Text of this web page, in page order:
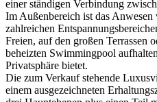
einer ständigen Verbindung
Im Außenbereich ist das
zahlreichen
Freien, auf den großen Terrassen
beheizten Swimmingpool
Privatsphäre bietet.
Die zum Verkauf stehende
einem ausgezeichneten